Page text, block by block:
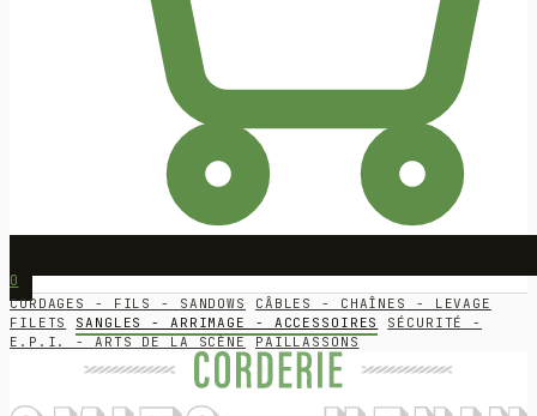
0
CORDAGES - FILS - SANDOWS
CÂBLES - CHAÎNES - LEVAGE
FILETS
SANGLES - ARRIMAGE - ACCESSOIRES
SÉCURITÉ -
E.P.I. - ARTS DE LA SCÈNE
PAILLASSONS